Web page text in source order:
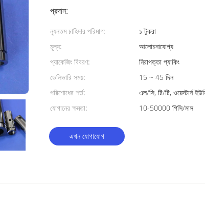
প্রদান:
ন্যূনতম চাহিদার পরিমাণ:
১ টুকরা
মূল্য:
আলোচনাযোগ্য
প্যাকেজিং বিবরণ:
নিরাপত্তা প্যাকিং
ডেলিভারি সময়:
15 ~ 45 দিন
পরিশোধের শর্ত:
এল/সি, টি/টি, ওয়েস্টার্ন
যোগানের ক্ষমতা:
10-50000 পিসি/মাস
এখন যোগাযোগ